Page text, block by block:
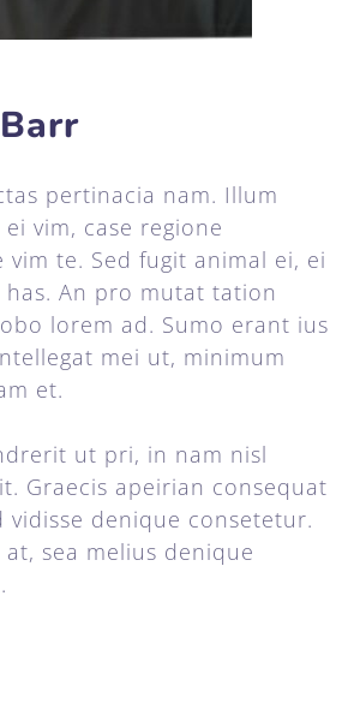
pertinacia nam. Illum
vim, case regione
vim te. Sed fugit animal ei, ei
has. An pro mutat tation
lorem ad. Sumo erant ius
mei ut, minimum
et.
ut pri, in nam nisl
Graecis apeirian consequat
vidisse denique consetetur.
sea melius denique